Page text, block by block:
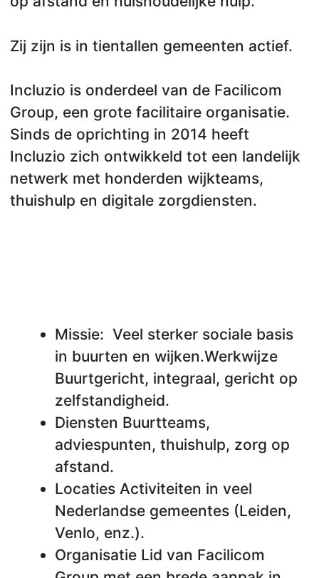
Zij zijn is in tientallen gemeenten actief.
Incluzio is onderdeel van de Facilicom
Group, een grote facilitaire organisatie.
Sinds de oprichting in 2014 heeft
Incluzio zich ontwikkeld tot een landelijk
netwerk met honderden wijkteams,
thuishulp en digitale zorgdiensten.
Missie: Veel sterker sociale basis
in buurten en wijken.Werkwijze
Buurtgericht, integraal, gericht op
zelfstandigheid.
Diensten Buurtteams,
adviespunten, thuishulp, zorg op
afstand.
Locaties Activiteiten in veel
Nederlandse gemeentes (Leiden,
Venlo, enz.).
Organisatie Lid van Facilicom